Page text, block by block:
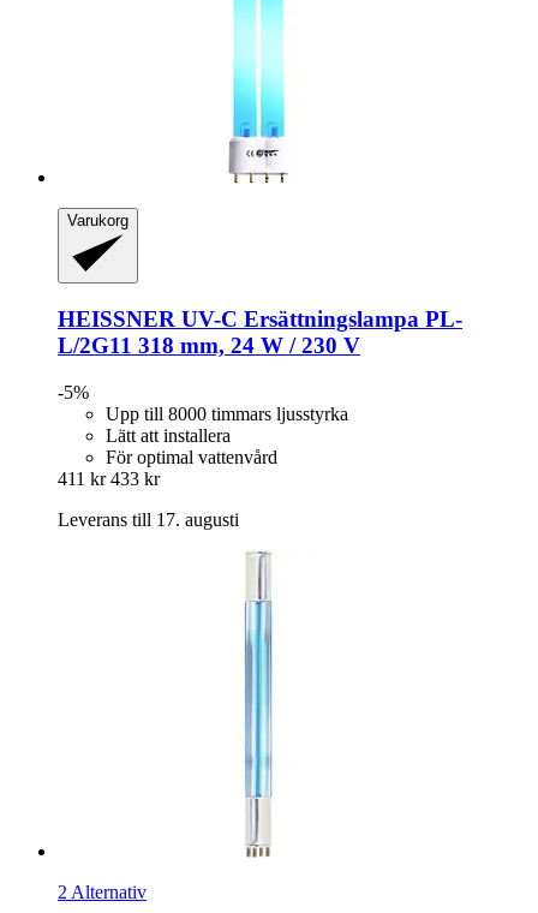
Varukorg
HEISSNER UV-​C Ersättningslampa PL-​
L/2G11 318 mm, 24 W / 230 V
-5%
Upp till 8000 timmars ljusstyrka
Lätt att installera
För optimal vattenvård
411 kr 433 kr
Leverans till 17. augusti
2 Alternativ